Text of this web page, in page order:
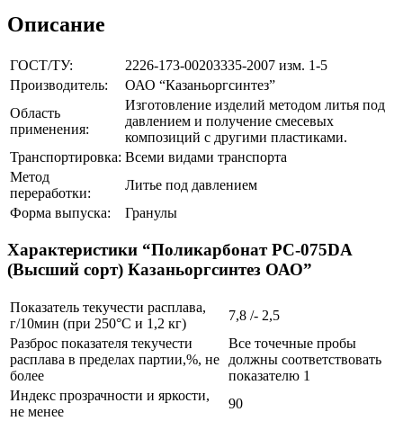
Описание
ГОСТ/ТУ:
2226-173-00203335-2007 изм. 1-5
Производитель:
ОАО “Казаньоргсинтез”
Область
применения:
Изготовление изделий методом литья под
давлением и получение смесевых
композиций с другими пластиками.
Транспортировка: Всеми видами транспорта
Метод
переработки:
Литье под давлением
Форма выпуска:
Гранулы
Характеристики “Поликарбонат РС-075DA
(Высший сорт) Казаньоргсинтез ОАО”
Показатель текучести расплава,
г/10мин (при 250°С и 1,2 кг)
7,8 /- 2,5
Разброс показателя текучести
расплава в пределах партии,%, не
более
Все точечные пробы
должны соответствовать
показателю 1
Индекс прозрачности и яркости,
не менее
90